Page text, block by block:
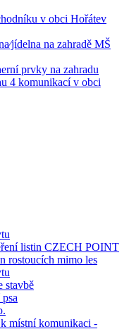
v obci Hořátev
na zahradě MŠ
prvky na zahradu
4 komunikací v obci
listin CZECH POINT
rostoucích mimo les
stavbě
místní komunikaci -